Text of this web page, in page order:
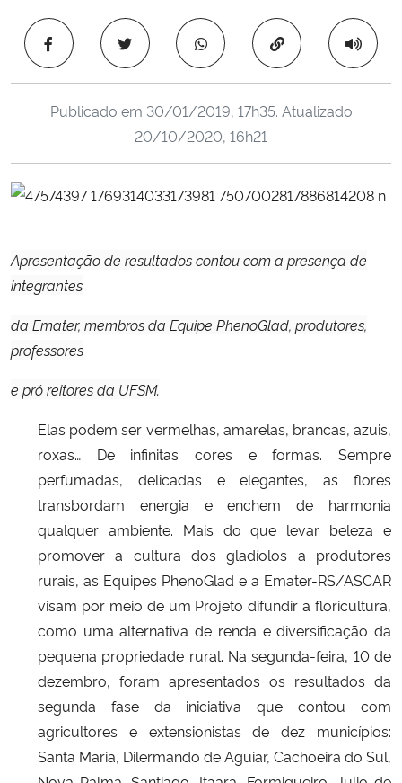
Ministério da Cidadania
Ministério da Saúde
Ministério de Minas e Energia
Ministério da Ciência, Tecnologia, Inovações e Comunicações
Ministério do Turismo
Controladoria-Geral da União
Ministério da Mulher, da Família e dos Direitos Humanos
Secretaria-Geral
Secretaria de Governo
Gabinete de Segurança Institucional
Advocacia-Geral da União
Planalto
Copiar para área
Publicado em 30/01/2019, 17h35. Atualizado
20/10/2020, 16h21
Apresentação de resultados contou com a presença de
integrantes
da Emater, membros da Equipe PhenoGlad, produtores,
professores
e pró reitores da UFSM.
Elas podem ser vermelhas, amarelas, brancas, azuis,
roxas… De infinitas cores e formas. Sempre
perfumadas, delicadas e elegantes, as flores
transbordam energia e enchem de harmonia
qualquer ambiente. Mais do que levar beleza e
promover a cultura dos gladíolos a produtores
rurais, as Equipes PhenoGlad e a Emater-RS/ASCAR
visam por meio de um Projeto difundir a floricultura,
como uma alternativa de renda e diversificação da
pequena propriedade rural. Na segunda-feira, 10 de
dezembro, foram apresentados os resultados da
segunda fase da iniciativa que contou com
agricultores e extensionistas de dez municípios:
Santa Maria, Dilermando de Aguiar, Cachoeira do Sul,